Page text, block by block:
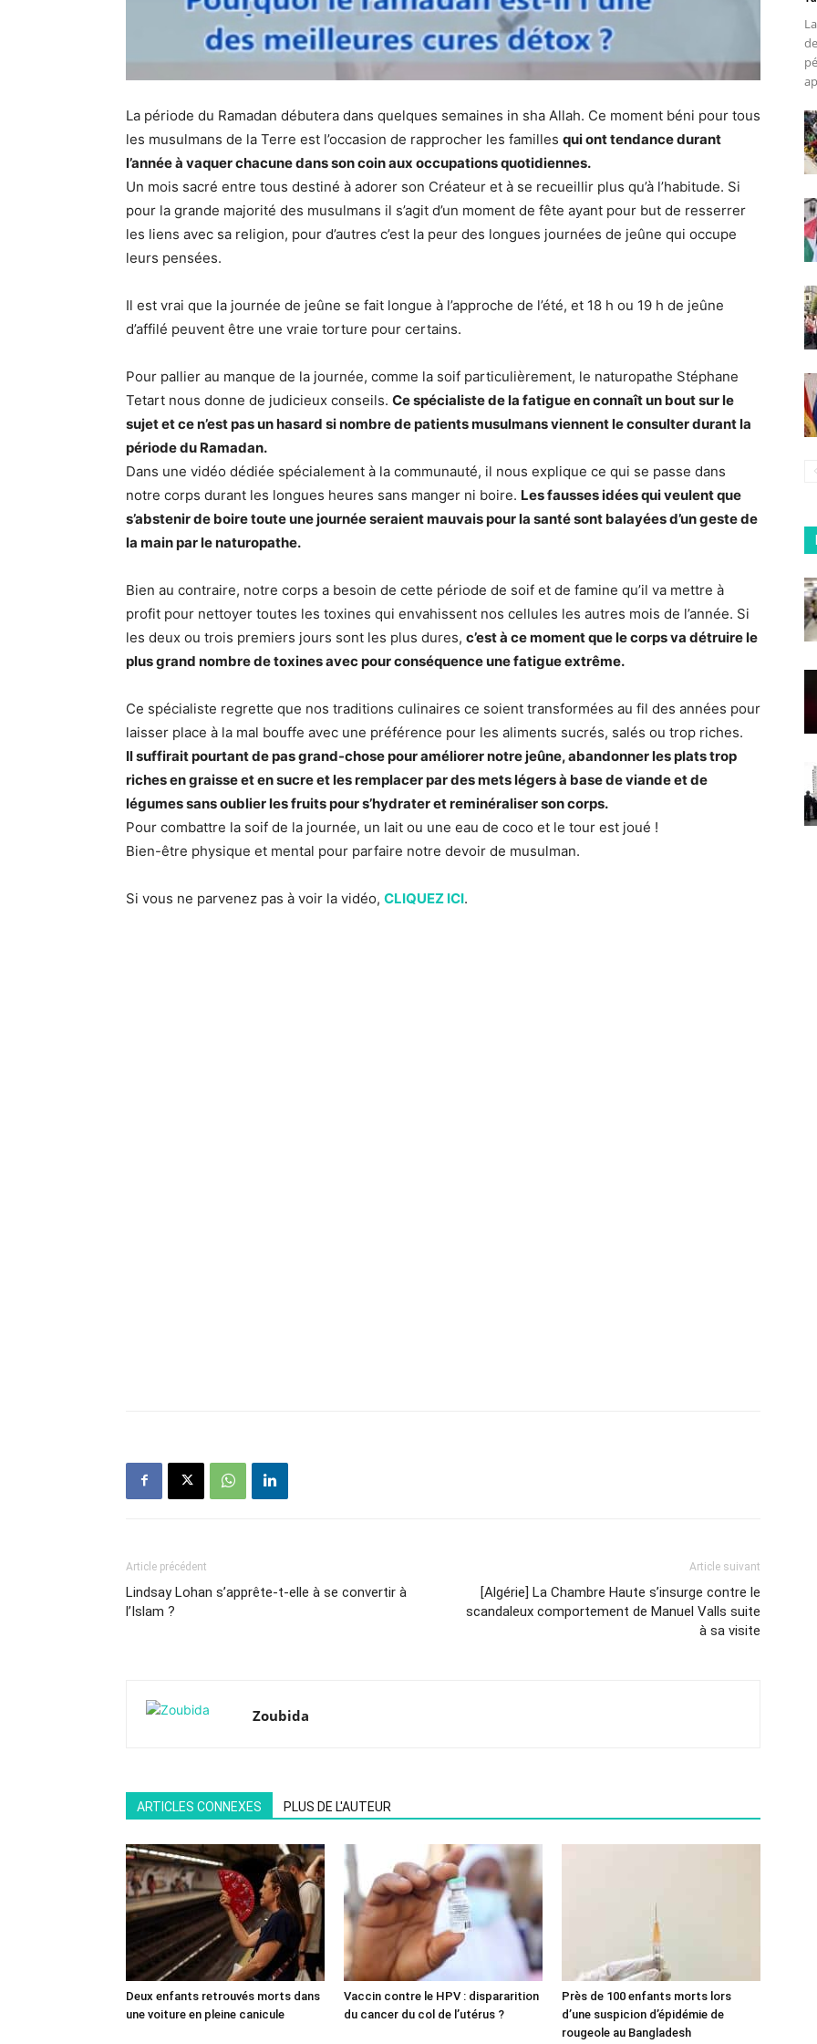
La période du Ramadan débutera dans quelques semaines in sha Allah. Ce moment béni pour tous
les musulmans de la Terre est l’occasion de rapprocher les familles qui ont tendance durant
l’année à vaquer chacune dans son coin aux occupations quotidiennes.
Un mois sacré entre tous destiné à adorer son Créateur et à se recueillir plus qu’à l’habitude. Si
pour la grande majorité des musulmans il s’agit d’un moment de fête ayant pour but de resserrer
les liens avec sa religion, pour d’autres c’est la peur des longues journées de jeûne qui occupe
leurs pensées.
Il est vrai que la journée de jeûne se fait longue à l’approche de l’été, et 18 h ou 19 h de jeûne
d’affilé peuvent être une vraie torture pour certains.
Pour pallier au manque de la journée, comme la soif particulièrement, le naturopathe Stéphane
Tetart nous donne de judicieux conseils. Ce spécialiste de la fatigue en connaît un bout sur le
sujet et ce n’est pas un hasard si nombre de patients musulmans viennent le consulter durant la
période du Ramadan.
Dans une vidéo dédiée spécialement à la communauté, il nous explique ce qui se passe dans
notre corps durant les longues heures sans manger ni boire. Les fausses idées qui veulent que
s’abstenir de boire toute une journée seraient mauvais pour la santé sont balayées d’un geste de
la main par le naturopathe.
Bien au contraire, notre corps a besoin de cette période de soif et de famine qu’il va mettre à
profit pour nettoyer toutes les toxines qui envahissent nos cellules les autres mois de l’année. Si
les deux ou trois premiers jours sont les plus dures, c’est à ce moment que le corps va détruire le
plus grand nombre de toxines avec pour conséquence une fatigue extrême.
Ce spécialiste regrette que nos traditions culinaires ce soient transformées au fil des années pour
laisser place à la mal bouffe avec une préférence pour les aliments sucrés, salés ou trop riches.
Il suffirait pourtant de pas grand-chose pour améliorer notre jeûne, abandonner les plats trop
riches en graisse et en sucre et les remplacer par des mets légers à base de viande et de
légumes sans oublier les fruits pour s’hydrater et reminéraliser son corps.
Pour combattre la soif de la journée, un lait ou une eau de coco et le tour est joué !
Bien-être physique et mental pour parfaire notre devoir de musulman.
Si vous ne parvenez pas à voir la vidéo, CLIQUEZ ICI.
Article précédent
Lindsay Lohan s’apprête-t-elle à se convertir à
l’Islam ?
Article suivant
[Algérie] La Chambre Haute s’insurge contre le
scandaleux comportement de Manuel Valls suite
à sa visite
Zoubida
ARTICLES CONNEXES PLUS DE L'AUTEUR
Deux enfants retrouvés morts dans
une voiture en pleine canicule
Vaccin contre le HPV : dispararition
du cancer du col de l’utérus ?
Près de 100 enfants morts lors
d’une suspicion d’épidémie de
rougeole au Bangladesh